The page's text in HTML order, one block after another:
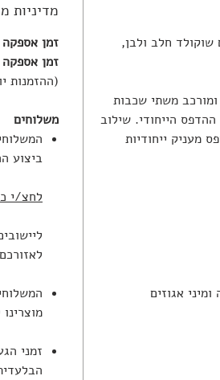
שוקולד חלב ולבן,
משתי שכבות
הייחודי. שילוב
מעניק ייחודיות
אגוזים
מדיניות
זמן אספקה
זמן אספקה
(ההזמנות
משלוחים
ביצוע
לחצ/י
זמני